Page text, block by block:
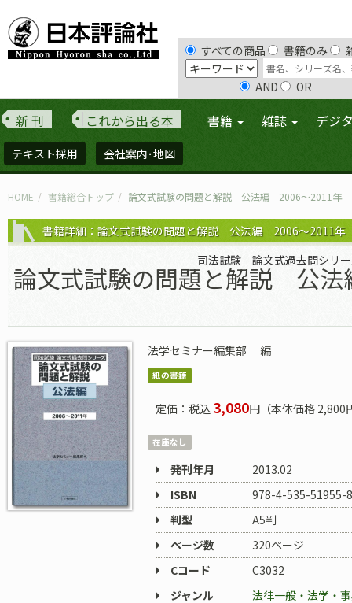
すべての商品 書籍のみ
AND OR
新 刊 これから出る本 書籍 雑誌 デジ
テキスト採用 会社案内･地図
HOME 書籍総合トップ 論文式試験の問題と解説 公法編 2006～2011年
書籍詳細：論文式試験の問題と解説 公法編 2006～2011年
司法試験 論文式過去問シリ
論文式試験の問題と解説 公
法学セミナー編集部 編
紙の書籍
定価：税込 3,080円（本体価格 2,800
在庫なし
発刊年月
2013.02
ISBN
978-4-535-51955-8
判型
A5判
ページ数
320ページ
Cコード
C3032
ジャンル
法律一般・法学・